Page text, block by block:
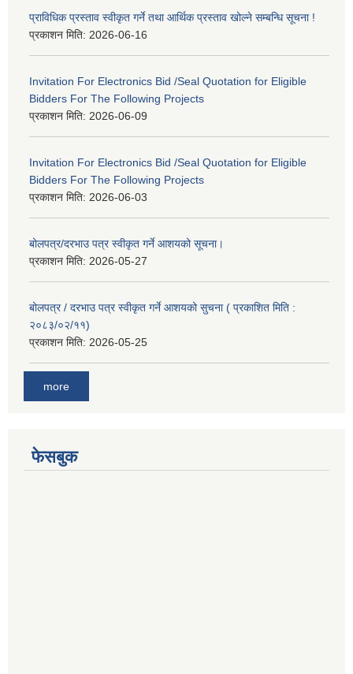
प्राविधिक प्रस्ताव स्वीकृत गर्ने तथा आर्थिक प्रस्ताव खोल्ने सम्बन्धि सूचना !
प्रकाशन मिति: 2026-06-16
Invitation For Electronics Bid /Seal Quotation for Eligible
Bidders For The Following Projects
प्रकाशन मिति: 2026-06-09
Invitation For Electronics Bid /Seal Quotation for Eligible
Bidders For The Following Projects
प्रकाशन मिति: 2026-06-03
बोलपत्र/दरभाउ पत्र स्वीकृत गर्ने आशयको सूचना।
प्रकाशन मिति: 2026-05-27
बोलपत्र / दरभाउ पत्र स्वीकृत गर्ने आशयको सुचना ( प्रकाशित मिति :
२०८३/०२/११)
प्रकाशन मिति: 2026-05-25
more
फेसबुक